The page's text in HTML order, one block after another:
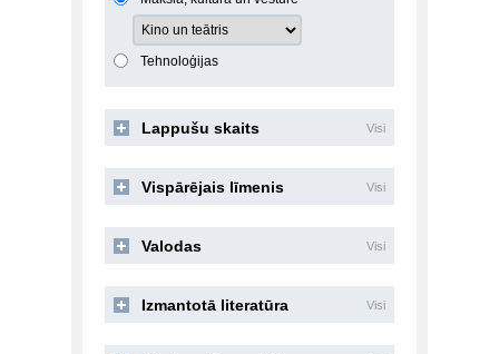
Tehnoloģijas
Lappušu skaits Visi
Vispārējais līmenis Visi
Valodas Visi
Izmantotā literatūra Visi